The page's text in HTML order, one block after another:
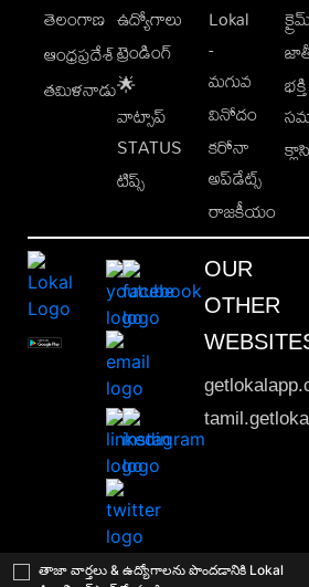
తాజా వార్తలు & ఉద్యోగాలను పొందడానికి Lokal
తెలంగాణ
ఆంధ్రప్రదేశ్
తమిళనాడు
ఉద్యోగాలు
ట్రెండింగ్
🌟
వాట్సాప్
STATUS
టిప్స్
Lokal
-
మగువ
వినోదం
కరోనా
అప్‌డేట్స్
రాజకీయం
క్రైమ్
భక్తి
OUR
OTHER